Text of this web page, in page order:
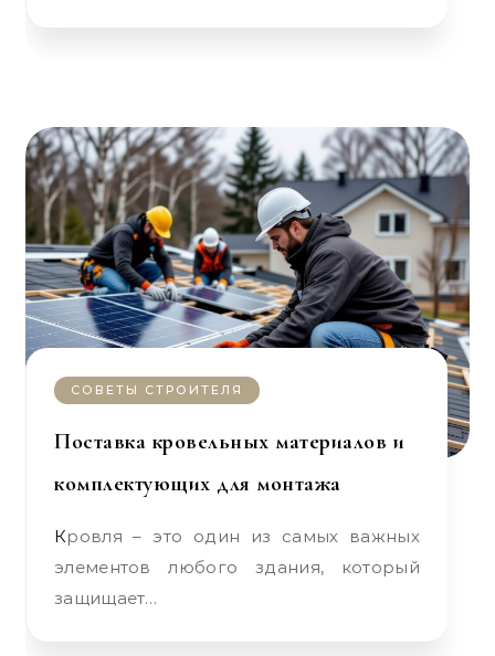
СОВЕТЫ СТРОИТЕЛЯ
Поставка кровельных материалов и
комплектующих для монтажа
Кровля – это один из самых важных
элементов любого здания, который
защищает…